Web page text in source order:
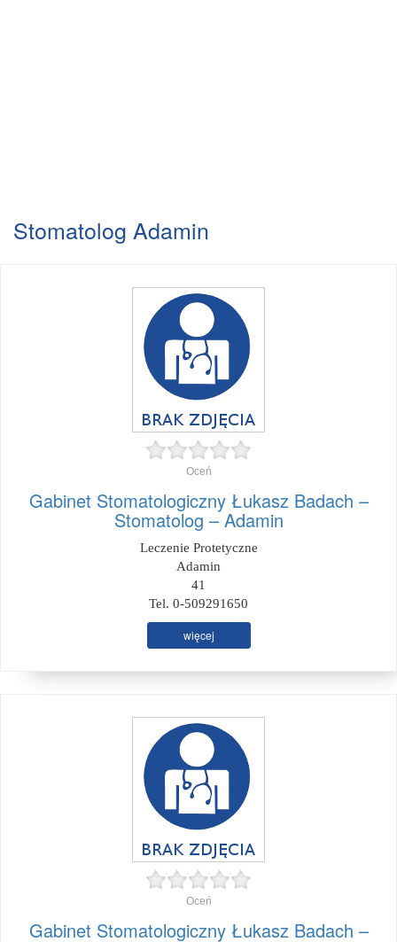
Stomatolog Adamin
Oceń
Gabinet Stomatologiczny Łukasz Badach –
Stomatolog – Adamin
Leczenie Protetyczne
Adamin
41
Tel. 0-509291650
więcej
Oceń
Gabinet Stomatologiczny Łukasz Badach –